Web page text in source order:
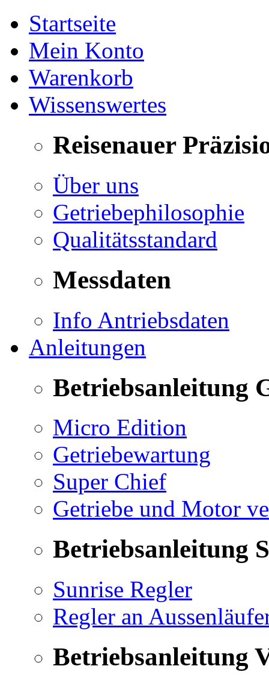
Startseite
Mein Konto
Warenkorb
Wissenswertes
Reisenauer
Über uns
Getriebephilosophie
Qualitätsstandard
Messdaten
Info Antriebsdaten
Anleitungen
Betriebsanleitung
Micro Edition
Getriebewartung
Super Chief
Getriebe und Motor
Betriebsanleitung
Sunrise Regler
Regler an
Betriebsanleitung